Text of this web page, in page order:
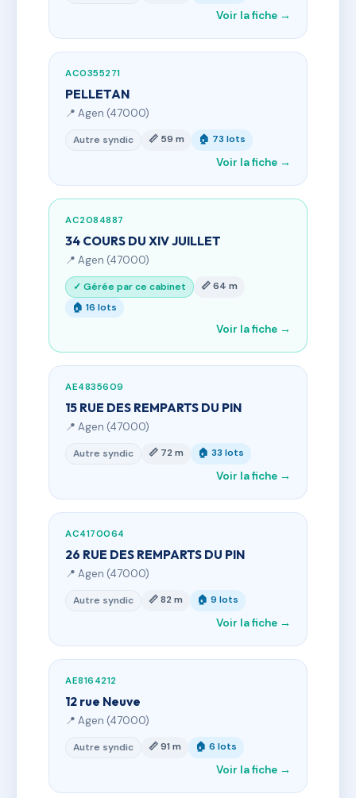
Voir la fiche →
AC0355271
PELLETAN
📍 Agen (47000)
Autre syndic 📏 59 m 🏠 73 lots
Voir la fiche →
AC2084887
34 COURS DU XIV JUILLET
📍 Agen (47000)
✓ Gérée par ce cabinet
📏 64 m
🏠 16 lots
Voir la fiche →
AE4835609
15 RUE DES REMPARTS DU PIN
📍 Agen (47000)
Autre syndic 📏 72 m 🏠 33 lots
Voir la fiche →
AC4170064
26 RUE DES REMPARTS DU PIN
📍 Agen (47000)
Autre syndic 📏 82 m 🏠 9 lots
Voir la fiche →
AE8164212
12 rue Neuve
📍 Agen (47000)
Autre syndic 📏 91 m 🏠 6 lots
Voir la fiche →